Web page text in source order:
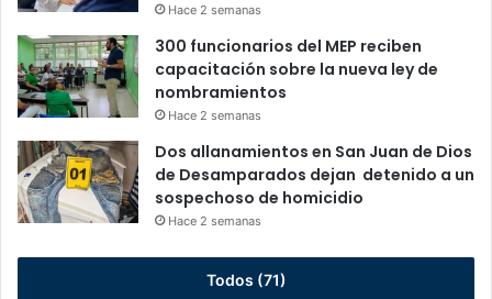
Hace 2 semanas
300 funcionarios del MEP reciben
capacitación sobre la nueva ley de
nombramientos
Hace 2 semanas
Dos allanamientos en San Juan de Dios
de Desamparados dejan detenido a un
sospechoso de homicidio
Hace 2 semanas
Todos (71)